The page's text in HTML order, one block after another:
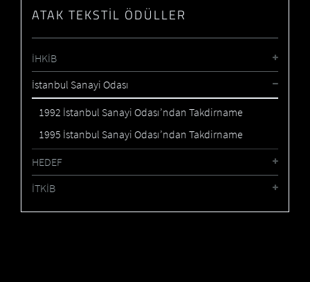
ATAK TEKSTIL ÖDÜLLER
İHKİB
İstanbul Sanayi Odası
1992 İstanbul Sanayi Odası’ndan Takdirname
1995 İstanbul Sanayi Odası’ndan Takdirname
HEDEF
İTKİB